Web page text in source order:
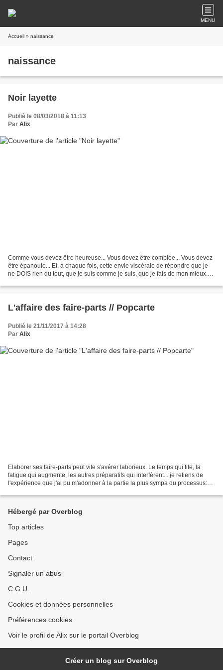
MENU
Accueil » naissance
naissance
Noir layette
Publié le 08/03/2018 à 11:13
Par Alix
Comme vous devez être heureuse... Vous devez être comblée... Vous devez
être épanouie... Et, à chaque fois, cette envie viscérale de répondre que je
ne DOIS rien du tout, que je suis comme je suis, que je fais de mon mieux.
L'affaire des faire-parts // Popcarte
Publié le 21/11/2017 à 14:28
Par Alix
Elaborer ses faire-parts peut vite s'avérer laborieux. Le temps qui file, la
fatigue qui augmente, les autres préparatifs qui interfèrent... je retiens de
l'expérience que j'ai pu m'adonner à la partie la plus sympa du processus:
Hébergé par Overblog
Top articles
Pages
Contact
Signaler un abus
C.G.U.
Cookies et données personnelles
Préférences cookies
Voir le profil de Alix sur le portail Overblog
Créer un blog sur Overblog